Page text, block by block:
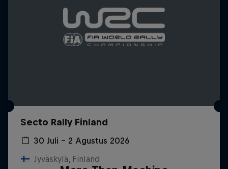
Secto Rally Finland
30 Juli – 2 Agustus 2026
Jyväskylä, Finland